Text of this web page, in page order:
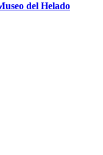
del Helado